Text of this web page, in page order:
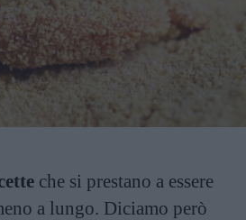
che si prestano a essere
a lungo. Diciamo però